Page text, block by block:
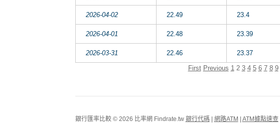
2026-04-02 22.49 23.4
2026-04-01 22.48 23.39
2026-03-31 22.46 23.37
First Previous 1 2 3 4 5 6 7 8 9
銀行匯率比較 © 2026 比率網 Findrate.tw 銀行代碼| 網路ATM ATM據點速查|